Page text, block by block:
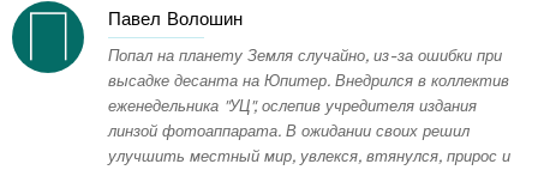
Павел Волошин
Попал на планету Земля случайно, из-за ошибки при
высадке десанта на Юпитер. Внедрился в коллектив
еженедельника "УЦ", ослепив учредителя издания
линзой фотоаппарата. В ожидании своих решил
улучшить местный мир, увлекся, втянулся, прирос и